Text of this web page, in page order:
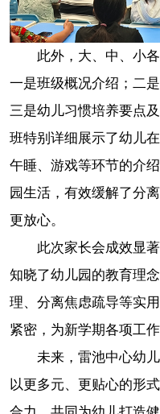
此外，大、中、小
一是班级概况介绍；二
三是幼儿习惯培养要点
班特别详细展示了幼儿
午睡、游戏等环节的介
园生活，有效缓解了分
更放心。
此次家长会成效显
知晓了幼儿园的教育理
理、分离焦虑疏导等实
紧密，为新学期各项工
未来，雷池中心幼
以更多元、更贴心的形